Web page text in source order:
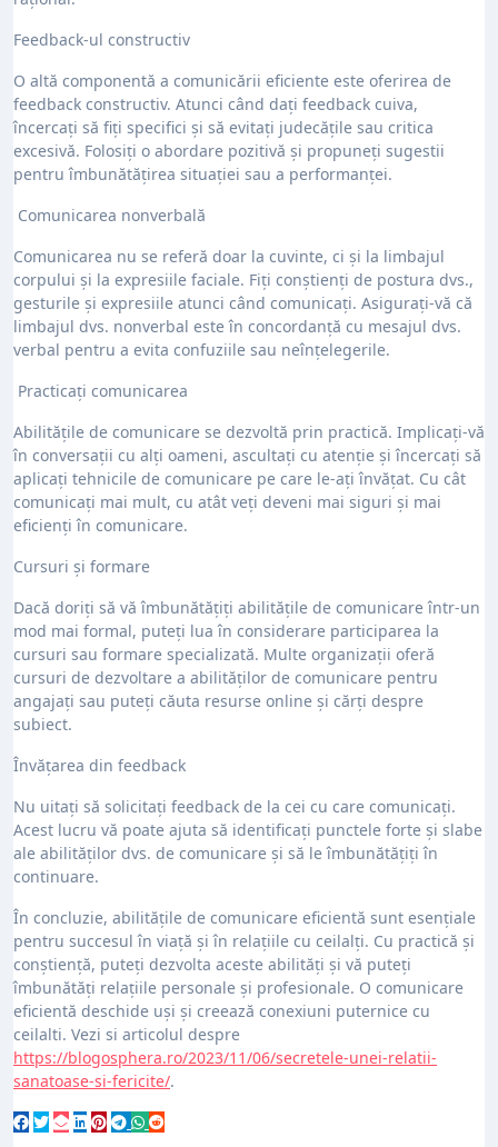
Feedback-ul constructiv
O altă componentă a comunicării eficiente este oferirea de
feedback constructiv. Atunci când dați feedback cuiva,
încercați să fiți specifici și să evitați judecățile sau critica
excesivă. Folosiți o abordare pozitivă și propuneți sugestii
pentru îmbunătățirea situației sau a performanței.
Comunicarea nonverbală
Comunicarea nu se referă doar la cuvinte, ci și la limbajul
corpului și la expresiile faciale. Fiți conștienți de postura dvs.,
gesturile și expresiile atunci când comunicați. Asigurați-vă că
limbajul dvs. nonverbal este în concordanță cu mesajul dvs.
verbal pentru a evita confuziile sau neînțelegerile.
Practicați comunicarea
Abilitățile de comunicare se dezvoltă prin practică. Implicați-vă
în conversații cu alți oameni, ascultați cu atenție și încercați să
aplicați tehnicile de comunicare pe care le-ați învățat. Cu cât
comunicați mai mult, cu atât veți deveni mai siguri și mai
eficienți în comunicare.
Cursuri și formare
Dacă doriți să vă îmbunătățiți abilitățile de comunicare într-un
mod mai formal, puteți lua în considerare participarea la
cursuri sau formare specializată. Multe organizații oferă
cursuri de dezvoltare a abilităților de comunicare pentru
angajați sau puteți căuta resurse online și cărți despre
subiect.
Învățarea din feedback
Nu uitați să solicitați feedback de la cei cu care comunicați.
Acest lucru vă poate ajuta să identificați punctele forte și slabe
ale abilităților dvs. de comunicare și să le îmbunătățiți în
continuare.
În concluzie, abilitățile de comunicare eficientă sunt esențiale
pentru succesul în viață și în relațiile cu ceilalți. Cu practică și
conștiență, puteți dezvolta aceste abilități și vă puteți
îmbunătăți relațiile personale și profesionale. O comunicare
eficientă deschide uși și creează conexiuni puternice cu
ceilalti. Vezi si articolul despre
https://blogosphera.ro/2023/11/06/secretele-unei-relatii-
sanatoase-si-fericite/.